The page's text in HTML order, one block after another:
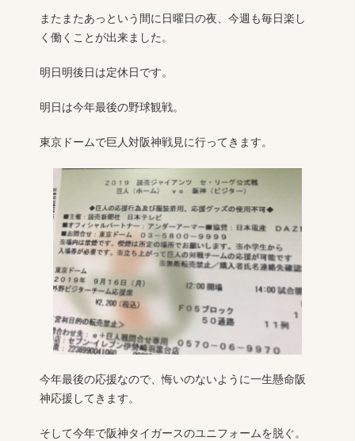
またまたあっという間に日曜日の夜、今週も毎日楽し
く働くことが出来ました。
明日明後日は定休日です。
明日は今年最後の野球観戦。
東京ドームで巨人対阪神戦見に行ってきます。
今年最後の応援なので、悔いのないように一生懸命阪
神応援してきます。
そして今年で阪神タイガースのユニフォームを脱ぐ。